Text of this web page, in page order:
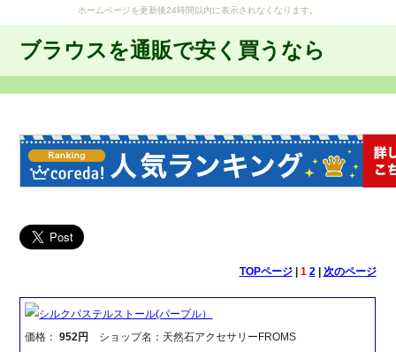
ホームページを更新後24時間以内に表示されなくなります。
ブラウスを通販で安く買うなら
TOPページ| 1 2| 次のページ
シルクパステルストール(パープル）
価格：952円
ショップ名：天然石アクセサリーFROMS